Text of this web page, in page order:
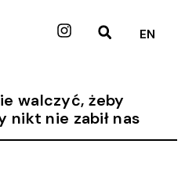
Instagram EN
walczyć, żeby
nikt nie zabił nas